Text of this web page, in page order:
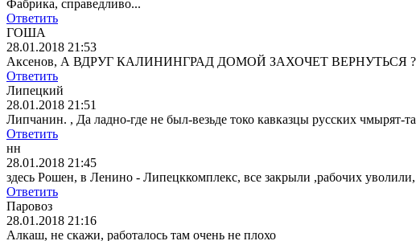
Фабрика, справедливо...
Ответить
ГОША
28.01.2018 21:53
Аксенов, А ВДРУГ КАЛИНИНГРАД ДОМОЙ ЗАХОЧЕТ ВЕРНУТЬСЯ
Ответить
Липецкий
28.01.2018 21:51
Липчанин. , Да ладно-где не был-везьде токо кавказцы русских чмырят-
Ответить
нн
28.01.2018 21:45
здесь Рошен, в Ленино - Липецккомплекс, все закрыли ,рабочих
Ответить
Паровоз
28.01.2018 21:16
Алкаш, не скажи, работалось там очень не плохо